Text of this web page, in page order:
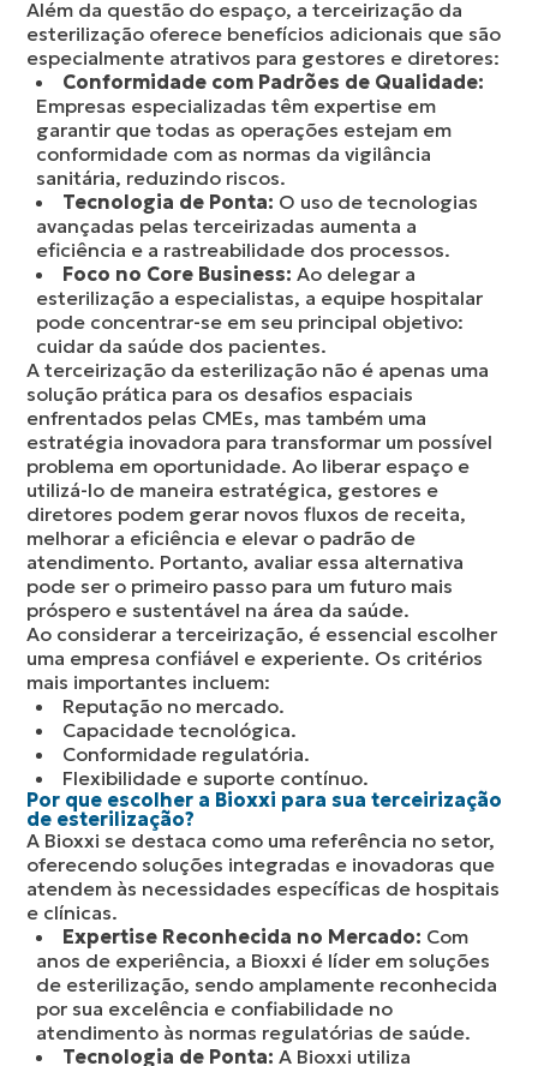
Além da questão do espaço, a terceirização da
esterilização oferece benefícios adicionais que são
especialmente atrativos para gestores e diretores:
Conformidade com Padrões de Qualidade:
Empresas especializadas têm expertise em
garantir que todas as operações estejam em
conformidade com as normas da vigilância
sanitária, reduzindo riscos.
Tecnologia de Ponta: O uso de tecnologias
avançadas pelas terceirizadas aumenta a
eficiência e a rastreabilidade dos processos.
Foco no Core Business: Ao delegar a
esterilização a especialistas, a equipe hospitalar
pode concentrar-se em seu principal objetivo:
cuidar da saúde dos pacientes.
A terceirização da esterilização não é apenas uma
solução prática para os desafios espaciais
enfrentados pelas CMEs, mas também uma
estratégia inovadora para transformar um possível
problema em oportunidade. Ao liberar espaço e
utilizá-lo de maneira estratégica, gestores e
diretores podem gerar novos fluxos de receita,
melhorar a eficiência e elevar o padrão de
atendimento. Portanto, avaliar essa alternativa
pode ser o primeiro passo para um futuro mais
próspero e sustentável na área da saúde.
Ao considerar a terceirização, é essencial escolher
uma empresa confiável e experiente. Os critérios
mais importantes incluem:
Reputação no mercado.
Capacidade tecnológica.
Conformidade regulatória.
Flexibilidade e suporte contínuo.
Por que escolher a Bioxxi para sua terceirização
de esterilização?
A Bioxxi se destaca como uma referência no setor,
oferecendo soluções integradas e inovadoras que
atendem às necessidades específicas de hospitais
e clínicas.
Expertise Reconhecida no Mercado: Com
anos de experiência, a Bioxxi é líder em soluções
de esterilização, sendo amplamente reconhecida
por sua excelência e confiabilidade no
atendimento às normas regulatórias de saúde.
Tecnologia de Ponta: A Bioxxi utiliza